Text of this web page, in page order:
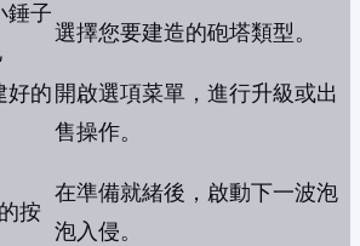
錘子
選擇您要建造的砲塔類型。
好的 開啟選項菜單，進行升級或出
售操作。
的按
在準備就緒後，啟動下一波泡
泡入侵。